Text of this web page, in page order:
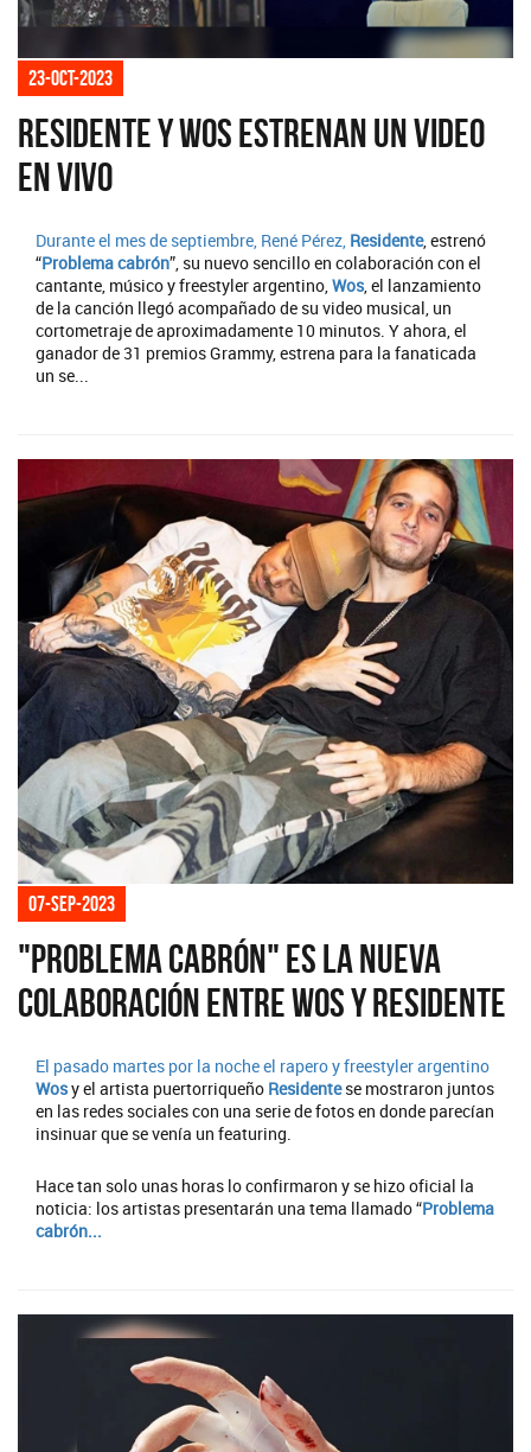
23-oct-2023
Residente y Wos estrenan un video
en vivo
Durante el mes de septiembre, René Pérez, Residente, estrenó
“Problema cabrón”, su nuevo sencillo en colaboración con el
cantante, músico y freestyler argentino,Wos, el lanzamiento
de la canción llegó acompañado de su video musical, un
cortometraje de aproximadamente 10 minutos. Y ahora, el
ganador de 31 premios Grammy, estrena para la fanaticada
un se...
07-sep-2023
"Problema cabrón" es la nueva
colaboración entre Wos y Residente
El pasado martes por la noche el rapero y freestyler argentino
Wosy el artista puertorriqueño Residentese mostraron juntos
en las redes sociales con una serie de fotos en donde parecían
insinuar que se venía un featuring.
Hace tan solo unas horas lo confirmaron y se hizo oficial la
noticia: los artistas presentarán una tema llamado “Problema
cabrón...